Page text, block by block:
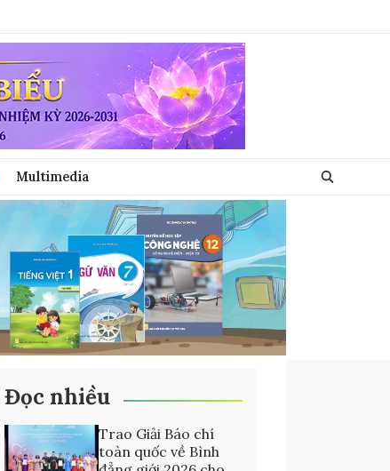
Multimedia
Đọc nhiều
Trao Giải Báo chí
toàn quốc về Bình